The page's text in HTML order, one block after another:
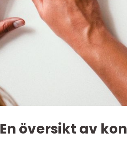
En översikt av